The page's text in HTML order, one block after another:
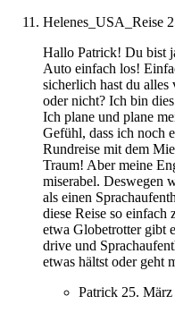
Helenes_USA_Reise
Hallo Patrick! Du bist
Auto einfach los!
sicherlich hast du alles
oder nicht? Ich bin
Ich plane und plane
Gefühl, dass ich noch
Rundreise mit dem
Traum! Aber meine
miserabel. Deswegen
als einen
diese Reise so einfach
etwa Globetrotter gibt
drive und
etwas hältst oder geht
Patrick 25.